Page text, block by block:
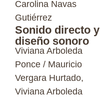
Carolina Navas
Gutiérrez
Sonido directo y
diseño sonoro
Viviana Arboleda
Ponce / Mauricio
Vergara Hurtado,
Viviana Arboleda